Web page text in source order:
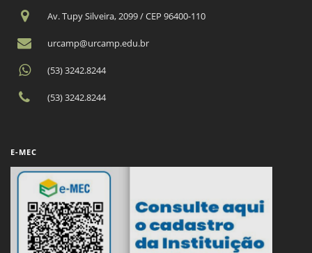
Av. Tupy Silveira, 2099 / CEP 96400-110
urcamp@urcamp.edu.br
(53) 3242.8244
(53) 3242.8244
E-MEC